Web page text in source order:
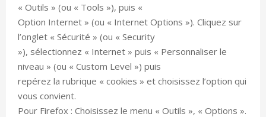
« Outils » (ou « Tools »), puis «
Option Internet » (ou « Internet Options »). Cliquez sur
l’onglet « Sécurité » (ou « Security
»), sélectionnez « Internet » puis « Personnaliser le
niveau » (ou « Custom Level ») puis
repérez la rubrique « cookies » et choisissez l’option qui
vous convient.
Pour Firefox : Choisissez le menu « Outils », « Options ».